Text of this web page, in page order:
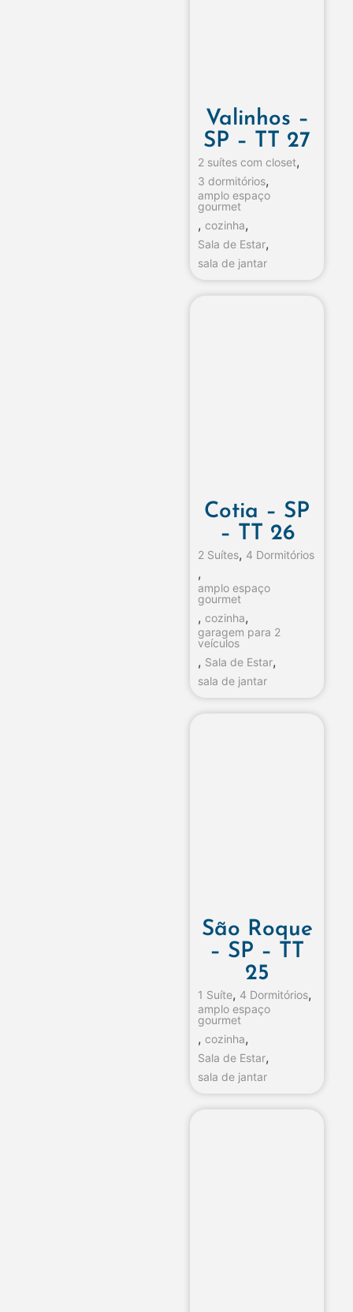
Valinhos –
SP – TT 27
2 suítes com closet,
3 dormitórios,
amplo espaço
gourmet
, cozinha,
Sala de Estar,
sala de jantar
Cotia – SP
– TT 26
2 Suítes, 4 Dormitórios
,
amplo espaço
gourmet
, cozinha,
garagem para 2
veículos
, Sala de Estar,
sala de jantar
São Roque
– SP – TT
25
1 Suíte, 4 Dormitórios,
amplo espaço
gourmet
, cozinha,
Sala de Estar,
sala de jantar